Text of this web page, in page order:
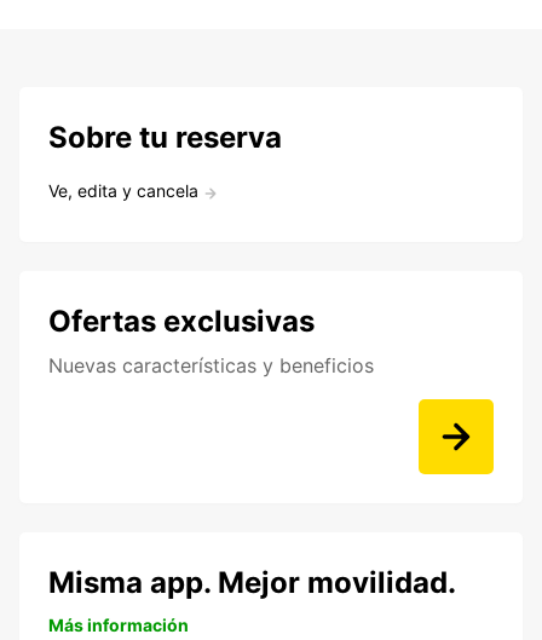
Sobre tu reserva
Ve, edita y cancela
Ofertas exclusivas
Nuevas características y beneficios
Misma app. Mejor movilidad.
Más información